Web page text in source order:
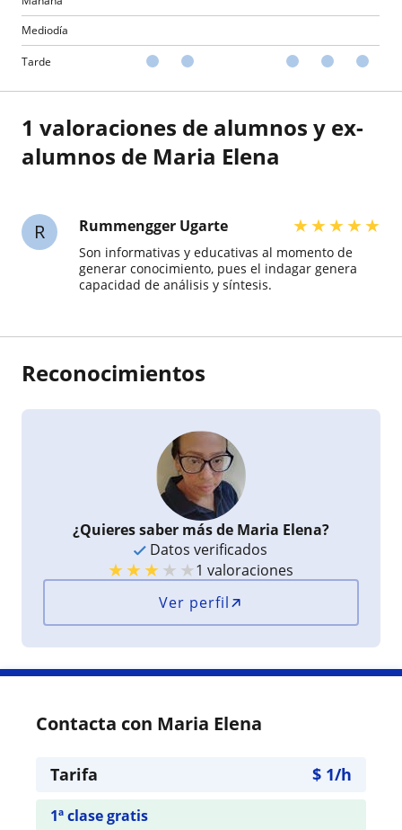
Mediodía
Tarde
1 valoraciones de alumnos y ex-
alumnos de Maria Elena
R Rummengger Ugarte ★★★★★
Son informativas y educativas al momento de
generar conocimiento, pues el indagar genera
capacidad de análisis y síntesis.
Reconocimientos
¿Quieres saber más de Maria Elena?
Datos verificados
★★★★ ★1 valoraciones
Ver perfil
Contacta con Maria Elena
Tarifa $ 1/h
1ª clase gratis